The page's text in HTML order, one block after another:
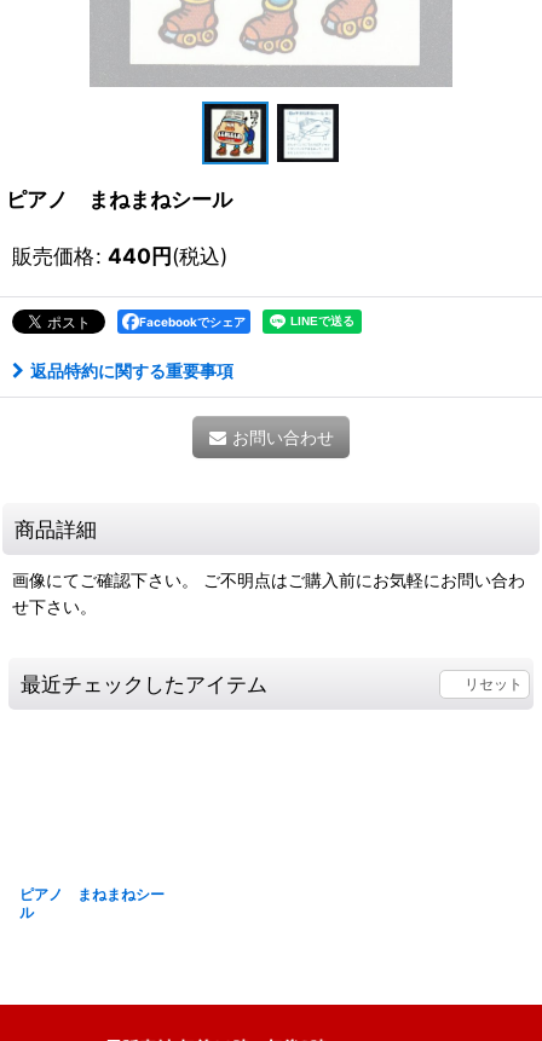
ピアノ まねまねシール
販売価格: 440円(税込)
Facebookでシェア
返品特約に関する重要事項
お問い合わせ
商品詳細
画像にてご確認下さい。 ご不明点はご購入前にお気軽にお問い合わ
せ下さい。
最近チェックしたアイテム リセット
ピアノ まねまねシー
ル